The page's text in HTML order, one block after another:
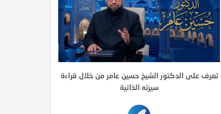
تعرف على الدكتور الشيخ حسين عامر من خلال قراءة
سيرته الذاتية